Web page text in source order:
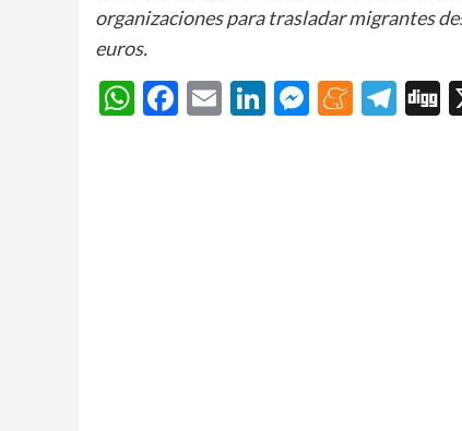
organizaciones para trasladar migrantes
euros.
WhatsApp
Facebook
EmailLinkedIn